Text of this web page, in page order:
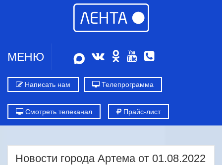
МЕНЮ
Написать нам Телепрограмма
Смотреть телеканал Прайс-лист
Новости города Артема от 01.08.2022